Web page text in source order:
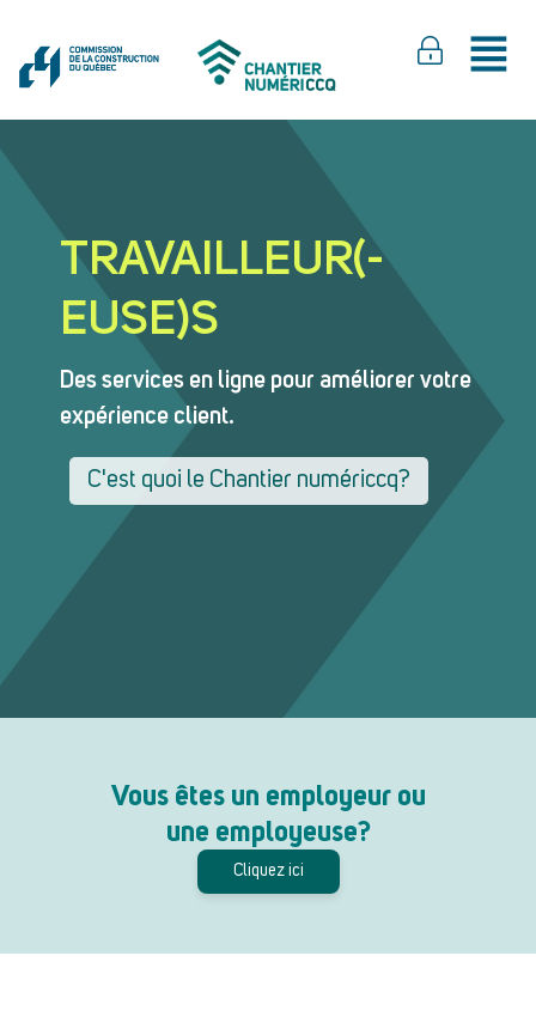
TRAVAILLEUR(-
EUSE)S
Des services en ligne pour améliorer votre
expérience client.
C'est quoi le Chantier numériccq?
Vous êtes un employeur ou
une employeuse?
Cliquez ici